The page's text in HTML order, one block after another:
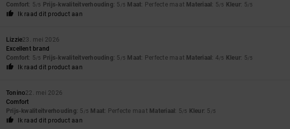
Comfort: 5/5 Prijs-kwaliteitverhouding: 5 /5 Maat: Perfecte maat Materiaal : 5/5 Kleur: 5/5
Ik raad dit product aan
Lizzie23. mei 2026
Excellent brand
Comfort: 5/5 Prijs-kwaliteitverhouding: 5 /5 Maat: Perfecte maat Materiaal : 4/5 Kleur: 5/5
Ik raad dit product aan
Tonino22. mei 2026
Comfort
Prijs-kwaliteitverhouding: 5 /5 Maat: Perfecte maat Materiaal : 5/5 Kleur: 5 /5
Ik raad dit product aan